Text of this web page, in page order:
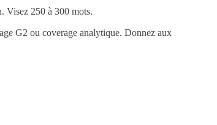
Visez 250 à 300 mots.
G2 ou coverage analytique. Donnez aux